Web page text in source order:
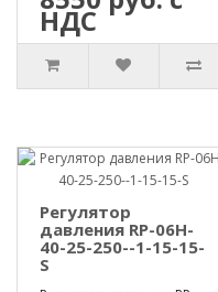
НДС
Регулятор
давления RP-06H-
40-25-250--1-15-15-
S